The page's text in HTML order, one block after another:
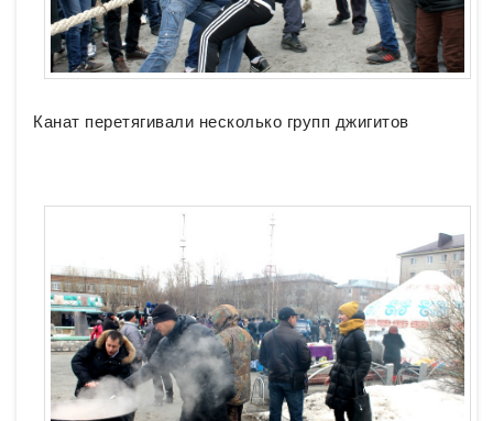
Канат перетягивали несколько групп джигитов